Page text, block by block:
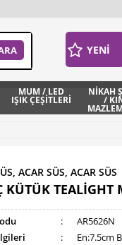
YENİ
MUM / LED
IŞIK ÇEŞİTLERİ
NİKAH
/
ACAR SÜS, ACAR SÜS
KÜTÜK
:
AR5626N
:
En:7.5cm